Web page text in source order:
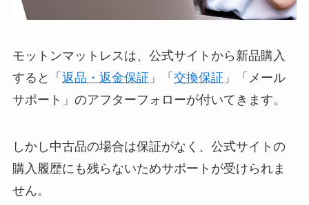
モットンマットレスは、公式サイトから新品購入
すると「 返品・返金保証 」「 交換保証 」「メール
サポート」のアフターフォローが付いてきます。
しかし中古品の場合は保証がなく、公式サイトの
購入履歴にも残らないためサポートが受けられま
せん。